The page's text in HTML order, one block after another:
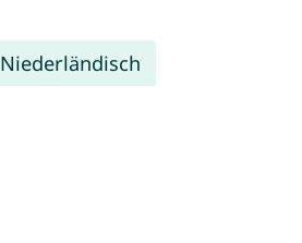
Niederländisch